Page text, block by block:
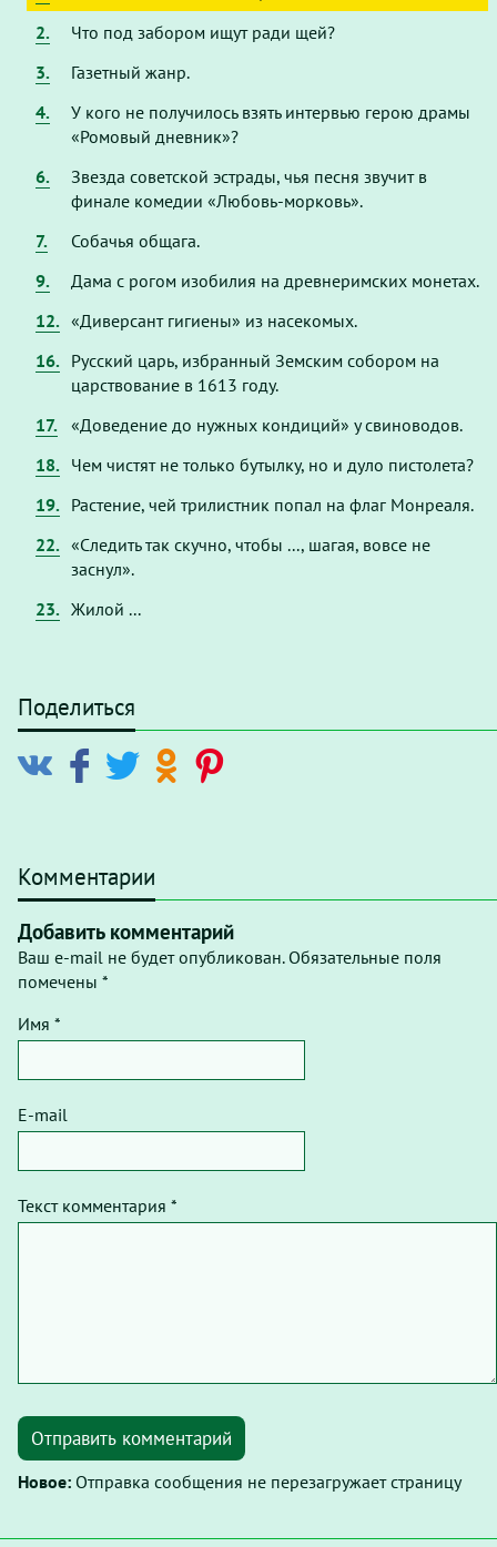
2.
Что под забором ищут ради щей?
3.
Газетный жанр.
4.
У кого не получилось взять интервью герою драмы
«Ромовый дневник»?
6.
Звезда советской эстрады, чья песня звучит в
финале комедии «Любовь-морковь».
7.
Собачья общага.
9.
Дама с рогом изобилия на древнеримских монетах.
12. «Диверсант гигиены» из насекомых.
16. Русский царь, избранный Земским собором на
царствование в 1613 году.
17. «Доведение до нужных кондиций» у свиноводов.
18. Чем чистят не только бутылку, но и дуло пистолета?
19. Растение, чей трилистник попал на флаг Монреаля.
22. «Следить так скучно, чтобы ..., шагая, вовсе не
заснул».
23. Жилой ...
Поделиться
Комментарии
Добавить комментарий
Ваш e-mail не будет опубликован. Обязательные поля
помечены *
Имя *
E-mail
Текст комментария *
Отправить комментарий
Новое: Отправка сообщения не перезагружает страницу